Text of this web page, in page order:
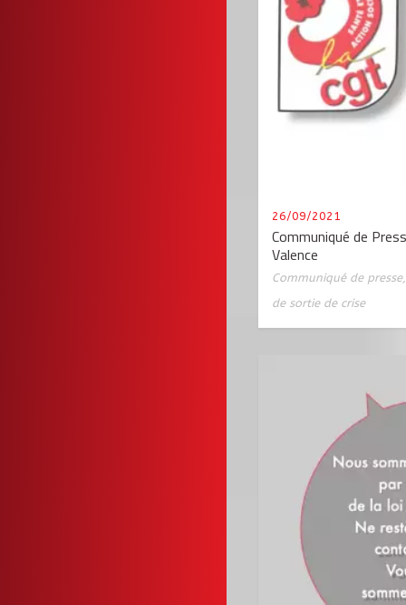
26/09/2021
Communiqué de
Valence
Communiqué de presse
de sortie de crise